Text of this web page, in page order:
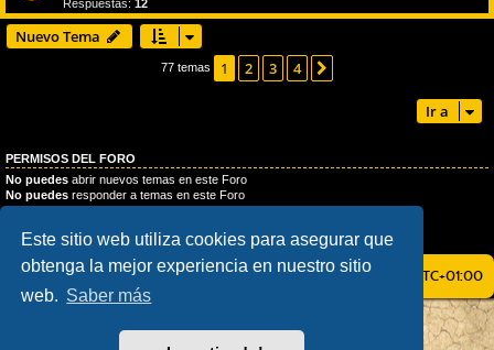
Este sitio web utiliza cookies para asegurar que
obtenga la mejor experiencia en nuestro sitio
web. Saber más
Respuestas: 12
Nuevo Tema
77 temas 1 2 3 4
Ir a
PERMISOS DEL FORO
No puedes abrir nuevos temas en este Foro
No puedes responder a temas en este Foro
No puedeseditar sus mensajes en este Foro
No puedesenviar adjuntos en este Foro
ÍNDICE GENERAL TODOS LOS HORARIOS SON UTC+01:00
DESARROLLADO POR
® FORUM SOFTWARE © PHPBB LIMITED